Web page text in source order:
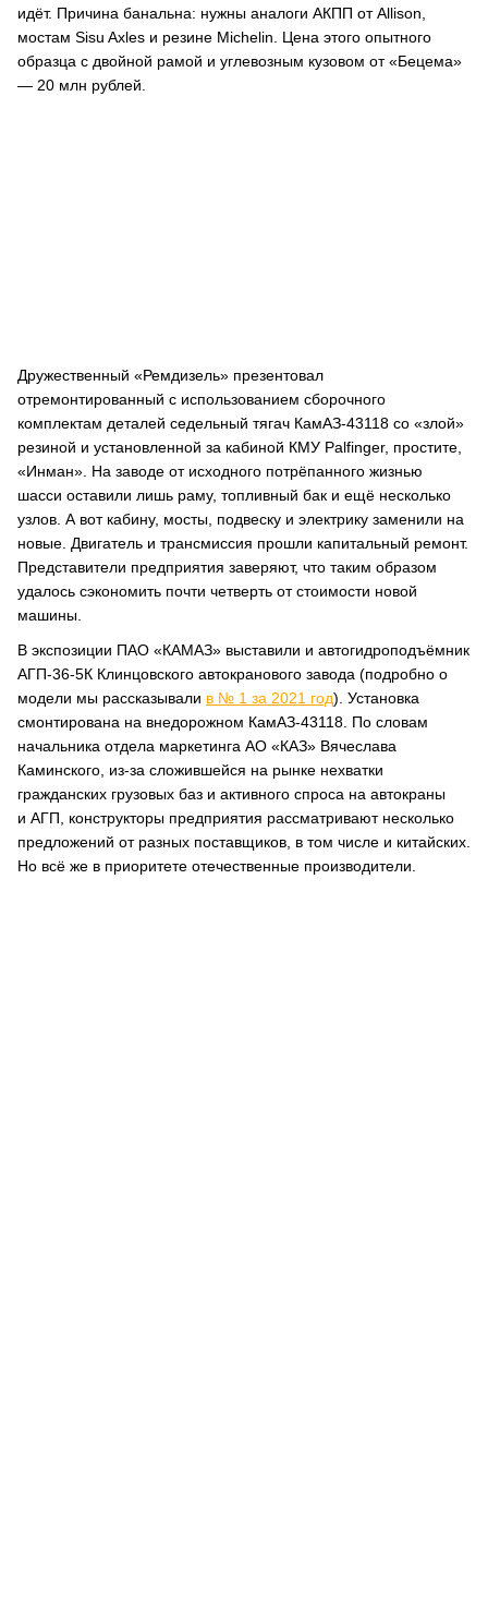
идёт. Причина банальна: нужны аналоги АКПП от Allison,
мостам Sisu Axles и резине Michelin. Цена этого опытного
образца с двойной рамой и углевозным кузовом от «Бецема»
— 20 млн рублей.
Дружественный «Ремдизель» презентовал
отремонтированный с использованием сборочного
комплектам деталей седельный тягач КамАЗ-43118 со «злой»
резиной и установленной за кабиной КМУ Palfinger, простите,
«Инман». На заводе от исходного потрёпанного жизнью
шасси оставили лишь раму, топливный бак и ещё несколько
узлов. А вот кабину, мосты, подвеску и электрику заменили на
новые. Двигатель и трансмиссия прошли капитальный ремонт.
Представители предприятия заверяют, что таким образом
удалось сэкономить почти четверть от стоимости новой
машины.
В экспозиции ПАО «КАМАЗ» выставили и автогидроподъёмник
АГП-36-5К Клинцовского автокранового завода (подробно о
модели мы рассказывали в № 1 за 2021 год). Установка
смонтирована на внедорожном КамАЗ-43118. По словам
начальника отдела маркетинга АО «КАЗ» Вячеслава
Каминского, из-за сложившейся на рынке нехватки
гражданских грузовых баз и активного спроса на автокраны
и АГП, конструкторы предприятия рассматривают несколько
предложений от разных поставщиков, в том числе и китайских.
Но всё же в приоритете отечественные производители.